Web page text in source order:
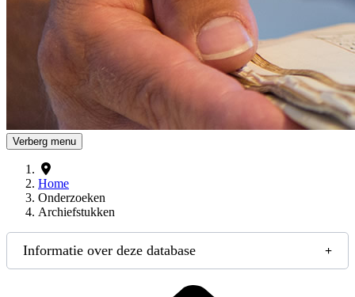
Verberg menu
Home
Onderzoeken
Archiefstukken
Informatie over deze database